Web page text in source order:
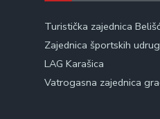
Turistička zajednica
Zajednica športskih
LAG Karašica
Vatrogasna zajednica